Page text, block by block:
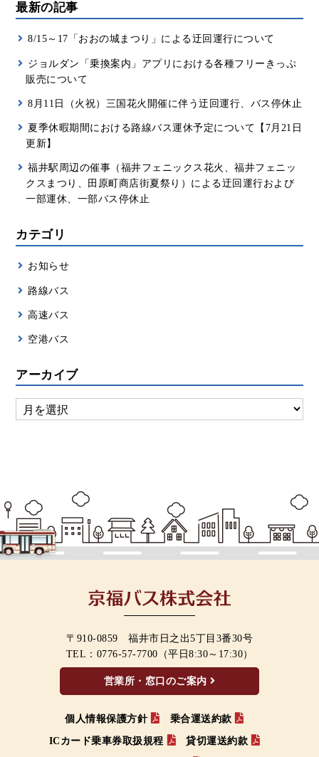
最新の記事
8/15～17「おおの城まつり」による迂回運行について
ジョルダン「乗換案内」アプリにおける各種フリーきっぷ
販売について
8月11日（火祝）三国花火開催に伴う迂回運行、バス停休止
夏季休暇期間における路線バス運休予定について【7月21日
更新】
福井駅周辺の催事（福井フェニックス花火、福井フェニッ
クスまつり、田原町商店街夏祭り）による迂回運行および
一部運休、一部バス停休止
カテゴリ
お知らせ
路線バス
高速バス
空港バス
アーカイブ
〒910-0859 福井市日之出5丁目3番30号
TEL： 0776-57-7700 （平日8:30～17:30）
営業所・窓口のご案内
個人情報保護方針 乗合運送約款
ICカード乗車券取扱規程 貸切運送約款